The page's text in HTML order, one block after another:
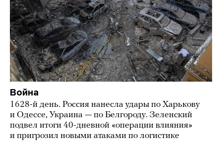
Война
1628-й день. Россия нанесла удары по Харькову
и Одессе, Украина — по Белгороду. Зеленский
подвел итоги 40-дневной «операции влияния»
и пригрозил новыми атаками по логистике